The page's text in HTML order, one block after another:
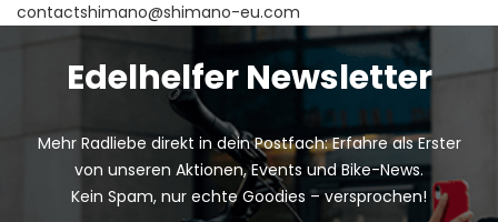
contactshimano@shimano-eu.com
Edelhelfer Newsletter
Mehr Radliebe direkt in dein Postfach: Erfahre als Erster
von unseren Aktionen, Events und Bike-News.
Kein Spam, nur echte Goodies – versprochen!